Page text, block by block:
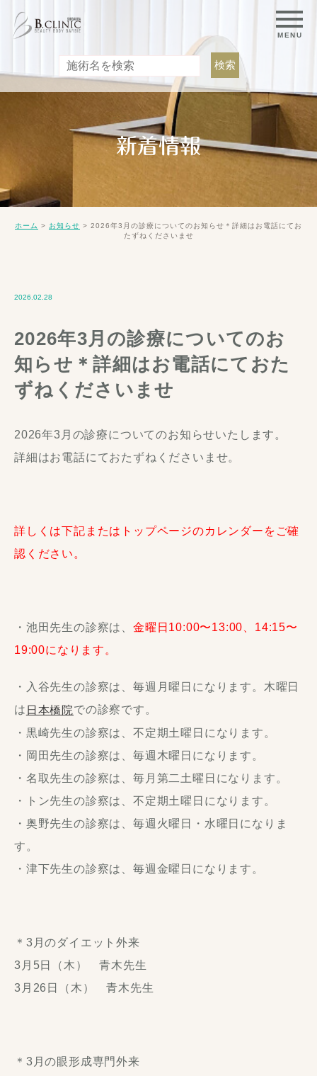
新着情報
ホーム > お知らせ > 2026年3月の診療についてのお知らせ＊詳細はお電話にてお
たずねくださいませ
2026.02.28
2026年3月の診療についてのお
知らせ＊詳細はお電話にておた
ずねくださいませ
2026年3月の診療についてのお知らせいたします。
詳細はお電話にておたずねくださいませ。
詳しくは下記またはトップページのカレンダーをご確
認ください。
・池田先生の診察は、 金曜日10:00〜13:00、14:15〜
19:00になります。
・入谷先生の診察は、毎週月曜日になります。木曜日
は 日本橋院での診察です。
・黒崎先生の診察は、不定期土曜日になります。
・岡田先生の診察は、毎週木曜日になります。
・名取先生の診察は、毎月第二土曜日になります。
・トン先生の診察は、不定期土曜日になります。
・奥野先生の診察は、毎週火曜日・水曜日になりま
す。
・津下先生の診察は、毎週金曜日になります。
＊3月のダイエット外来
3月5日（木） 青木先生
3月26日（木） 青木先生
＊3月の眼形成専門外来